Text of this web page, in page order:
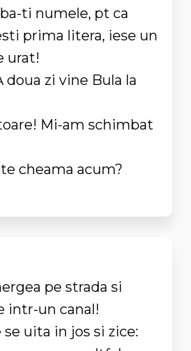
ti numele, pt ca
prima litera, iese un
urat!
doua zi vine Bula la
Mi-am schimbat
cheama acum?
pe strada si
intr-un canal!
se uita in jos si zice: